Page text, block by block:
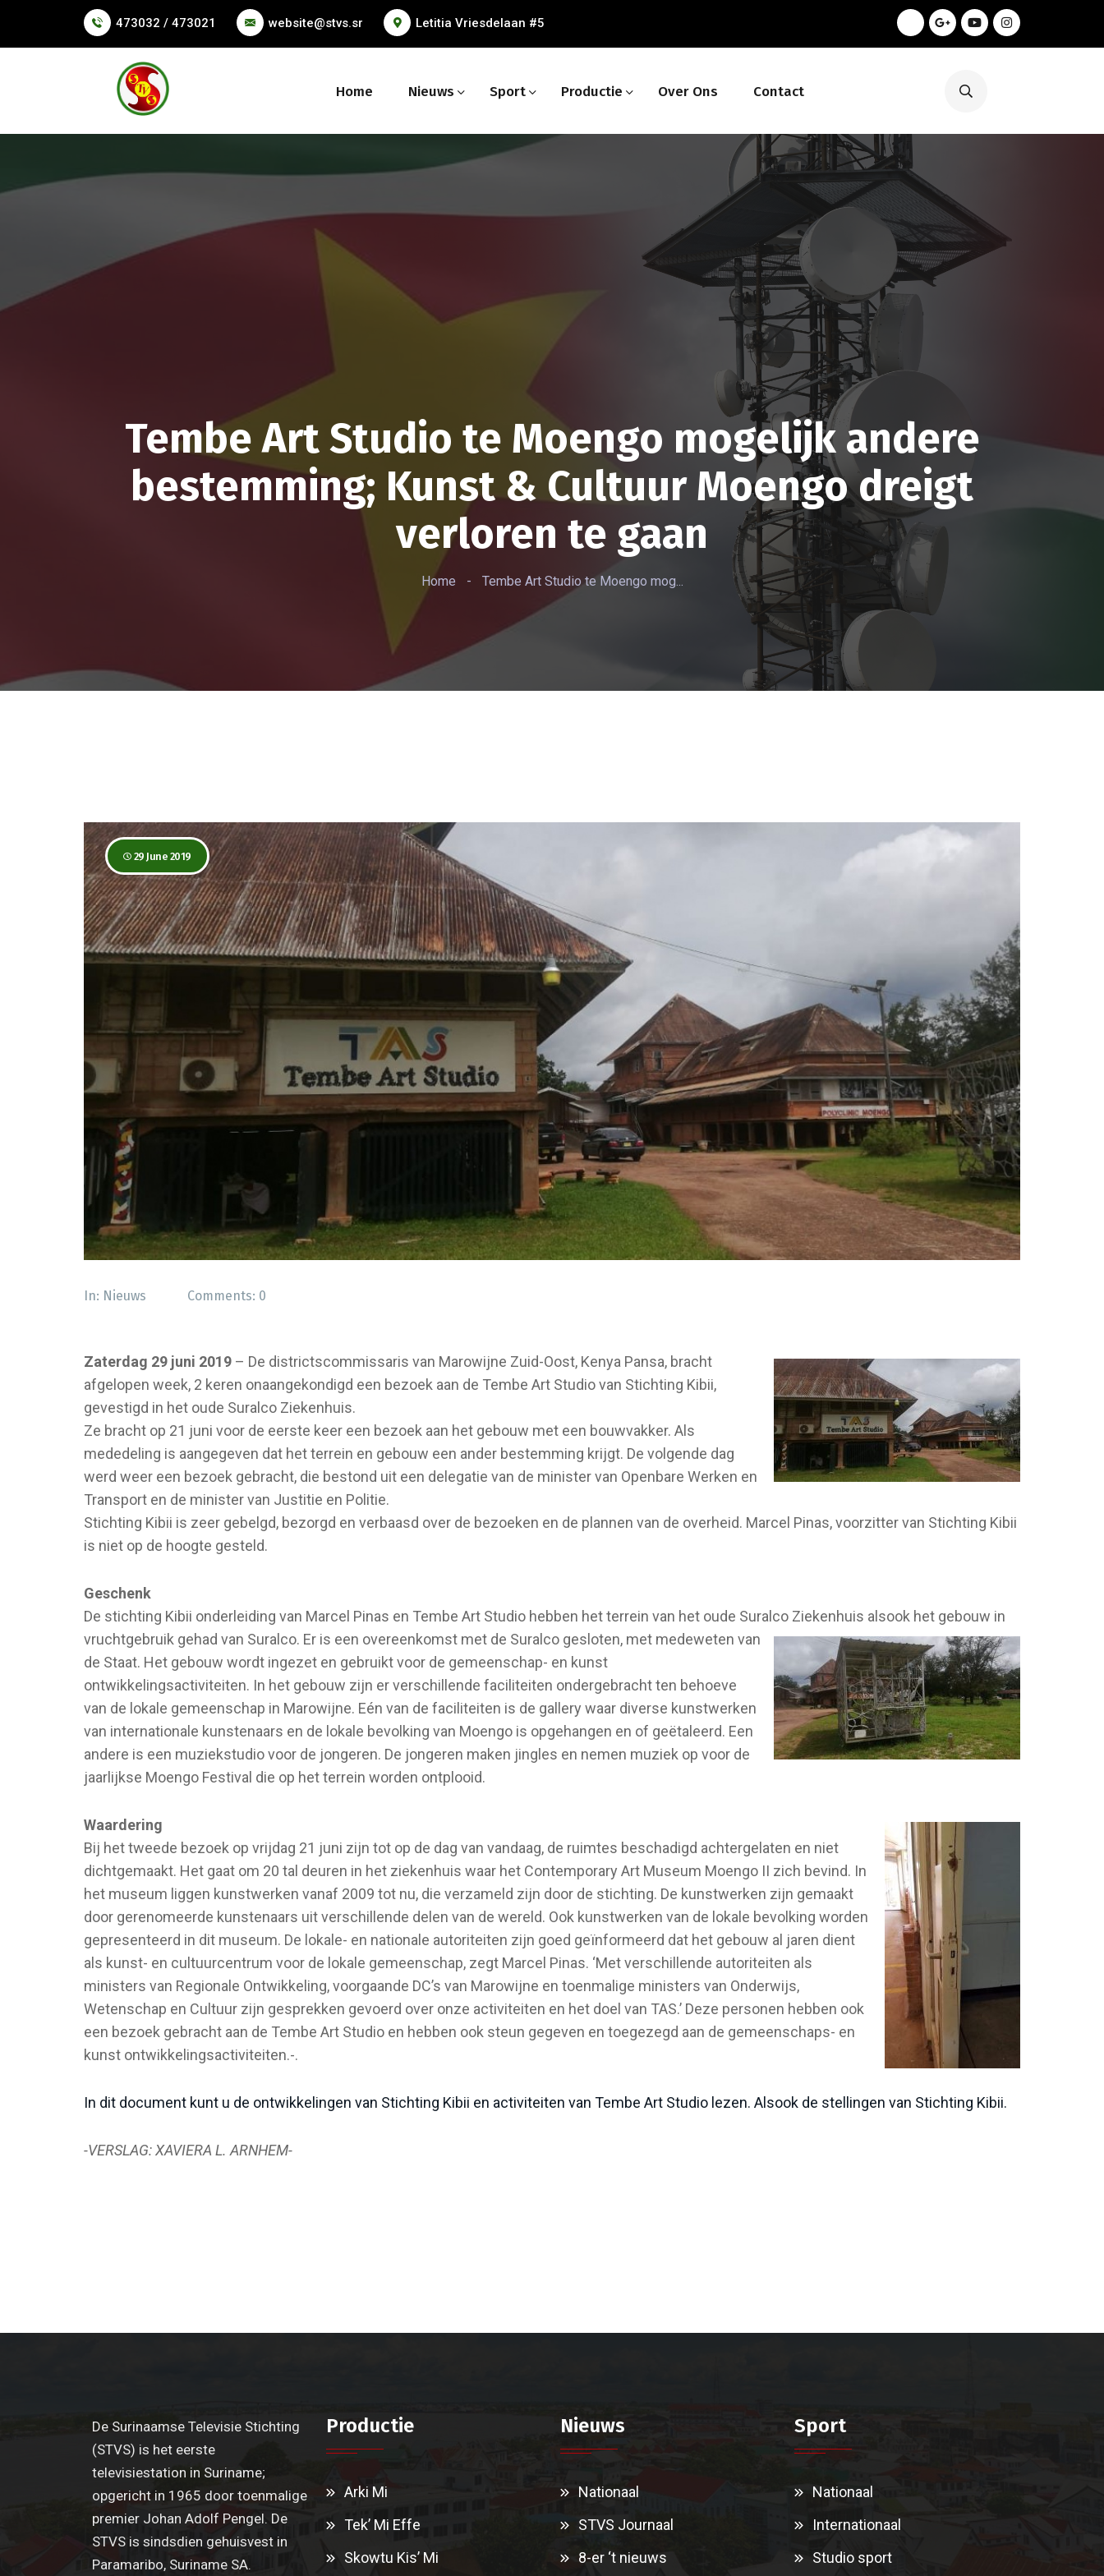
473032 / 473021 website@stvs.sr Letitia Vriesdelaan #5
Home Nieuws Sport Productie Over Ons Contact
Tembe Art Studio te Moengo mogelijk andere
bestemming; Kunst & Cultuur Moengo dreigt
verloren te gaan
Home - Tembe Art Studio te Moengo mog...
29 June 2019
In: Nieuws Comments: 0
Zaterdag 29 juni 2019 – De districtscommissaris van Marowijne Zuid-Oost, Kenya Pansa, bracht
afgelopen week, 2 keren onaangekondigd een bezoek aan de Tembe Art Studio van Stichting Kibii,
gevestigd in het oude Suralco Ziekenhuis.
Ze bracht op 21 juni voor de eerste keer een bezoek aan het gebouw met een bouwvakker. Als
mededeling is aangegeven dat het terrein en gebouw een ander bestemming krijgt. De volgende dag
werd weer een bezoek gebracht, die bestond uit een delegatie van de minister van Openbare Werken en
Transport en de minister van Justitie en Politie.
Stichting Kibii is zeer gebelgd, bezorgd en verbaasd over de bezoeken en de plannen van de overheid. Marcel Pinas, voorzitter van Stichting Kibii
is niet op de hoogte gesteld.
Geschenk
De stichting Kibii onderleiding van Marcel Pinas en Tembe Art Studio hebben het terrein van het oude Suralco Ziekenhuis alsook het gebouw in
vruchtgebruik gehad van Suralco. Er is een overeenkomst met de Suralco gesloten, met medeweten van
de Staat. Het gebouw wordt ingezet en gebruikt voor de gemeenschap- en kunst
ontwikkelingsactiviteiten. In het gebouw zijn er verschillende faciliteiten ondergebracht ten behoeve
van de lokale gemeenschap in Marowijne. Eén van de faciliteiten is de gallery waar diverse kunstwerken
van internationale kunstenaars en de lokale bevolking van Moengo is opgehangen en of geëtaleerd. Een
andere is een muziekstudio voor de jongeren. De jongeren maken jingles en nemen muziek op voor de
jaarlijkse Moengo Festival die op het terrein worden ontplooid.
Waardering
Bij het tweede bezoek op vrijdag 21 juni zijn tot op de dag van vandaag, de ruimtes beschadigd achtergelaten en niet
dichtgemaakt. Het gaat om 20 tal deuren in het ziekenhuis waar het Contemporary Art Museum Moengo II zich bevind. In
het museum liggen kunstwerken vanaf 2009 tot nu, die verzameld zijn door de stichting. De kunstwerken zijn gemaakt
door gerenomeerde kunstenaars uit verschillende delen van de wereld. Ook kunstwerken van de lokale bevolking worden
gepresenteerd in dit museum. De lokale- en nationale autoriteiten zijn goed geïnformeerd dat het gebouw al jaren dient
als kunst- en cultuurcentrum voor de lokale gemeenschap, zegt Marcel Pinas. ‘Met verschillende autoriteiten als
ministers van Regionale Ontwikkeling, voorgaande DC’s van Marowijne en toenmalige ministers van Onderwijs,
Wetenschap en Cultuur zijn gesprekken gevoerd over onze activiteiten en het doel van TAS.’ Deze personen hebben ook
een bezoek gebracht aan de Tembe Art Studio en hebben ook steun gegeven en toegezegd aan de gemeenschaps- en
kunst ontwikkelingsactiviteiten.-.
In dit document kunt u de ontwikkelingen van Stichting Kibii en activiteiten van Tembe Art Studio lezen. Alsook de stellingen van Stichting Kibii.
-VERSLAG: XAVIERA L. ARNHEM-
De Surinaamse Televisie Stichting
(STVS) is het eerste
televisiestation in Suriname;
opgericht in 1965 door toenmalige
premier Johan Adolf Pengel. De
STVS is sindsdien gehuisvest in
Paramaribo, Suriname SA.
Productie
Arki Mi
Tek’ Mi Effe
Skowtu Kis’ Mi
Nieuws
Nationaal
STVS Journaal
8-er ‘t nieuws
Sport
Nationaal
Internationaal
Studio sport